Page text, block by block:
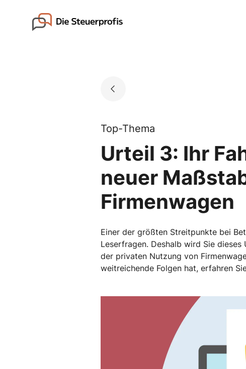
Go to landing page.
Top-Thema
Urteil 3: Ihr
neuer
Firmenwagen
Einer der größten Streitpunkte bei
Leserfragen. Deshalb wird Sie
der privaten Nutzung von
weitreichende Folgen hat, erfahren